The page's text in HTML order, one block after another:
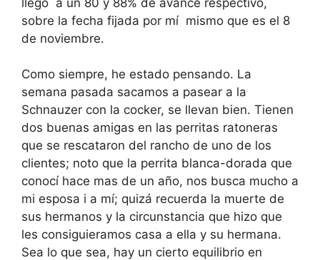
sobre la fecha fijada por mí mismo que es el 8
de noviembre.
Como siempre, he estado pensando. La
semana pasada sacamos a pasear a la
Schnauzer con la cocker, se llevan bien. Tienen
dos buenas amigas en las perritas ratoneras
que se rescataron del rancho de uno de los
clientes; noto que la perrita blanca-dorada que
conocí hace mas de un año, nos busca mucho a
mi esposa i a mí; quizá recuerda la muerte de
sus hermanos y la circunstancia que hizo que
les consiguieramos casa a ella y su hermana.
Sea lo que sea, hay un cierto equilibrio en